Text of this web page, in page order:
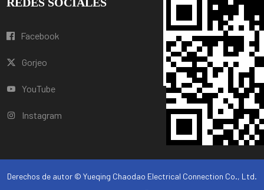
Facebook
Gorjeo
YouTube
Instagram
Derechos de autor © Yueqing Chaodao Electrical Connection Co., Ltd.